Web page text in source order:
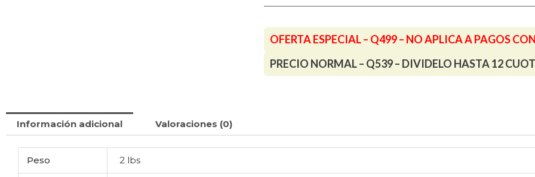
OFERTA ESPECIAL – Q499 – NO APLICA A PAGOS
PRECIO NORMAL – Q539 – DIVIDELO HASTA 12
Información adicional Valoraciones (0)
Peso 2 lbs